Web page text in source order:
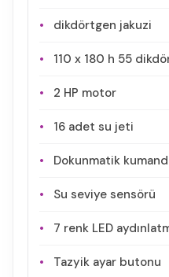
dikdörtgen jakuzi
110 x 180 h 55
2 HP motor
16 adet su jeti
Dokunmatik
Su seviye sensörü
7 renk LED
Tazyik ayar butonu